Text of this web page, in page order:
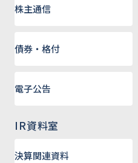
株主通信
債券・格付
電子公告
IR資料室
決算関連資料